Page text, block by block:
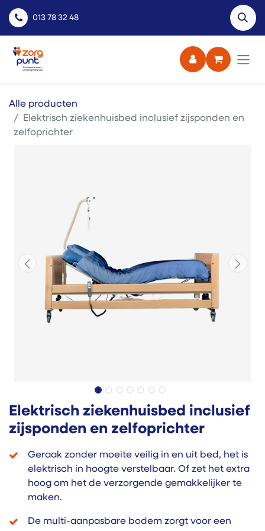
013 78 32 48
Alle producten
Elektrisch ziekenhuisbed inclusief zijsponden en
zelfoprichter
Elektrisch ziekenhuisbed inclusief
zijsponden en zelfoprichter
Geraak zonder moeite veilig in en uit bed, het is
elektrisch in hoogte verstelbaar. Of zet het extra
hoog om het de verzorgende gemakkelijker te
maken.
De multi-aanpasbare bodem zorgt voor een